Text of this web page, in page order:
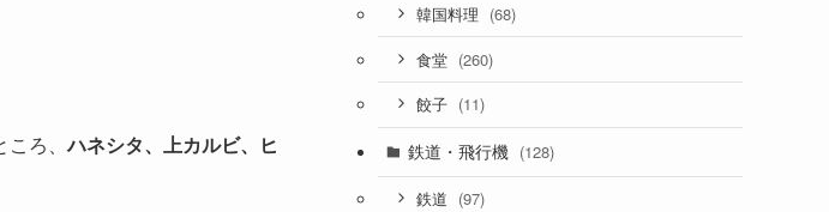
ころ、ハネシタ、上カルビ、ヒ
韓国料理 (68)
食堂 (260)
餃子 (11)
鉄道・飛行機 (128)
鉄道 (97)